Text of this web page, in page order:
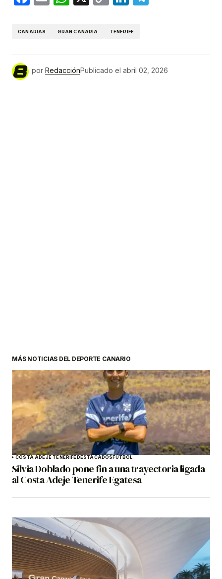
CANARIAS GRAN CANARIA TENERIFE
por RedacciónPublicado el abril 02, 2026
MÁS NOTICIAS DEL DEPORTE CANARIO
COSTA ADEJE TENERIFEDESTACADOSFÚTBOL
Silvia Doblado pone fin a una trayectoria ligada
al Costa Adeje Tenerife Egatesa